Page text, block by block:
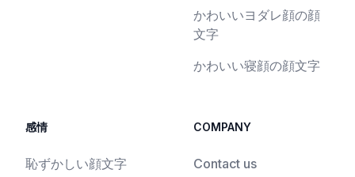
かわいいヨダレ顔の顔
文字
かわいい寝顔の顔文字
感情
恥ずかしい顔文字
COMPANY
Contact us